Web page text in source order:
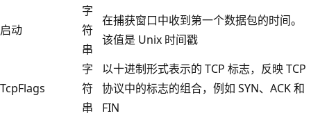
启动
字
符
串
在捕获窗口中收到第一个数据包的时间。
该值是 Unix 时间戳
TcpFlags
字
符
串
以十进制形式表示的 TCP 标志，反映 TCP
协议中的标志的组合，例如 SYN、ACK 和
FIN